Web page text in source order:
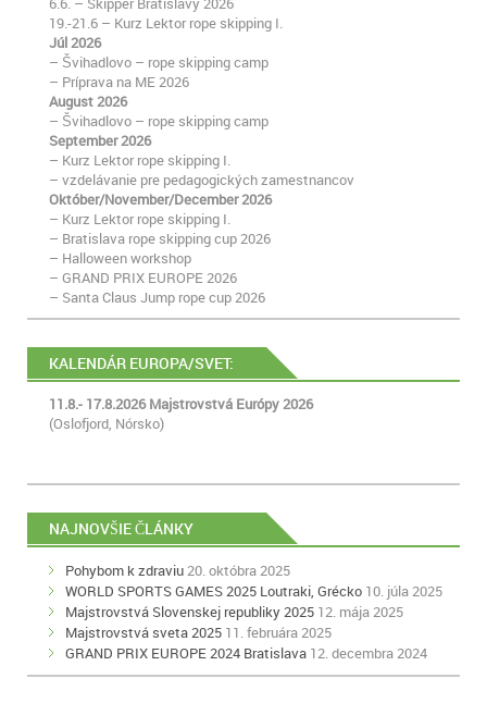
19.-21.6 – Kurz Lektor rope skipping I.
Júl 2026
– Švihadlovo – rope skipping camp
– Príprava na ME 2026
August 2026
– Švihadlovo – rope skipping camp
September 2026
– Kurz Lektor rope skipping I.
– vzdelávanie pre pedagogických zamestnancov
Október/November/December 2026
– Kurz Lektor rope skipping I.
– Bratislava rope skipping cup 2026
– Halloween workshop
– GRAND PRIX EUROPE 2026
– Santa Claus Jump rope cup 2026
KALENDÁR EUROPA/SVET:
11.8.- 17.8.2026 Majstrovstvá Európy 2026
(Oslofjord, Nórsko)
NAJNOVŠIE ČLÁNKY
Pohybom k zdraviu20. októbra 2025
WORLD SPORTS GAMES 2025 Loutraki, Grécko 10. júla 2025
Majstrovstvá Slovenskej republiky 2025 12. mája 2025
Majstrovstvá sveta 2025 11. februára 2025
GRAND PRIX EUROPE 2024 Bratislava 12. decembra 2024